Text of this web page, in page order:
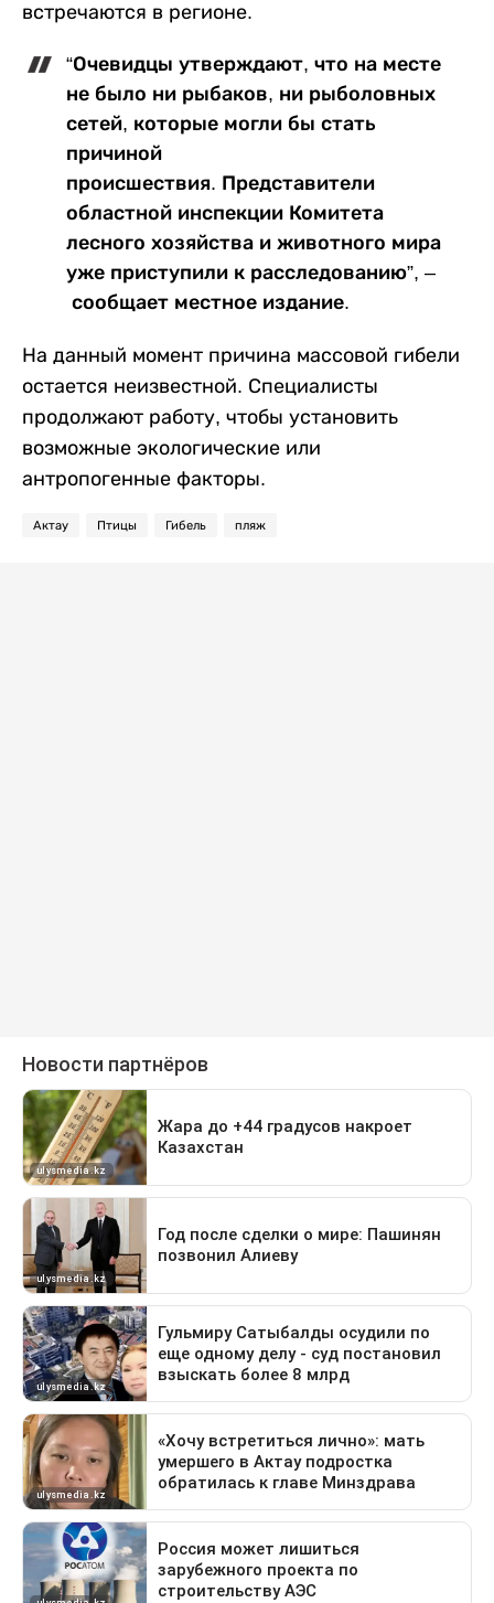
встречаются в регионе.
“Очевидцы утверждают, что на месте
не было ни рыбаков, ни рыболовных
сетей, которые могли бы стать
причиной
происшествия. Представители
областной инспекции Комитета
лесного хозяйства и животного мира
уже приступили к расследованию”, –
сообщает местное издание.
На данный момент причина массовой гибели
остается неизвестной. Специалисты
продолжают работу, чтобы установить
возможные экологические или
антропогенные факторы.
Актау Птицы Гибель пляж